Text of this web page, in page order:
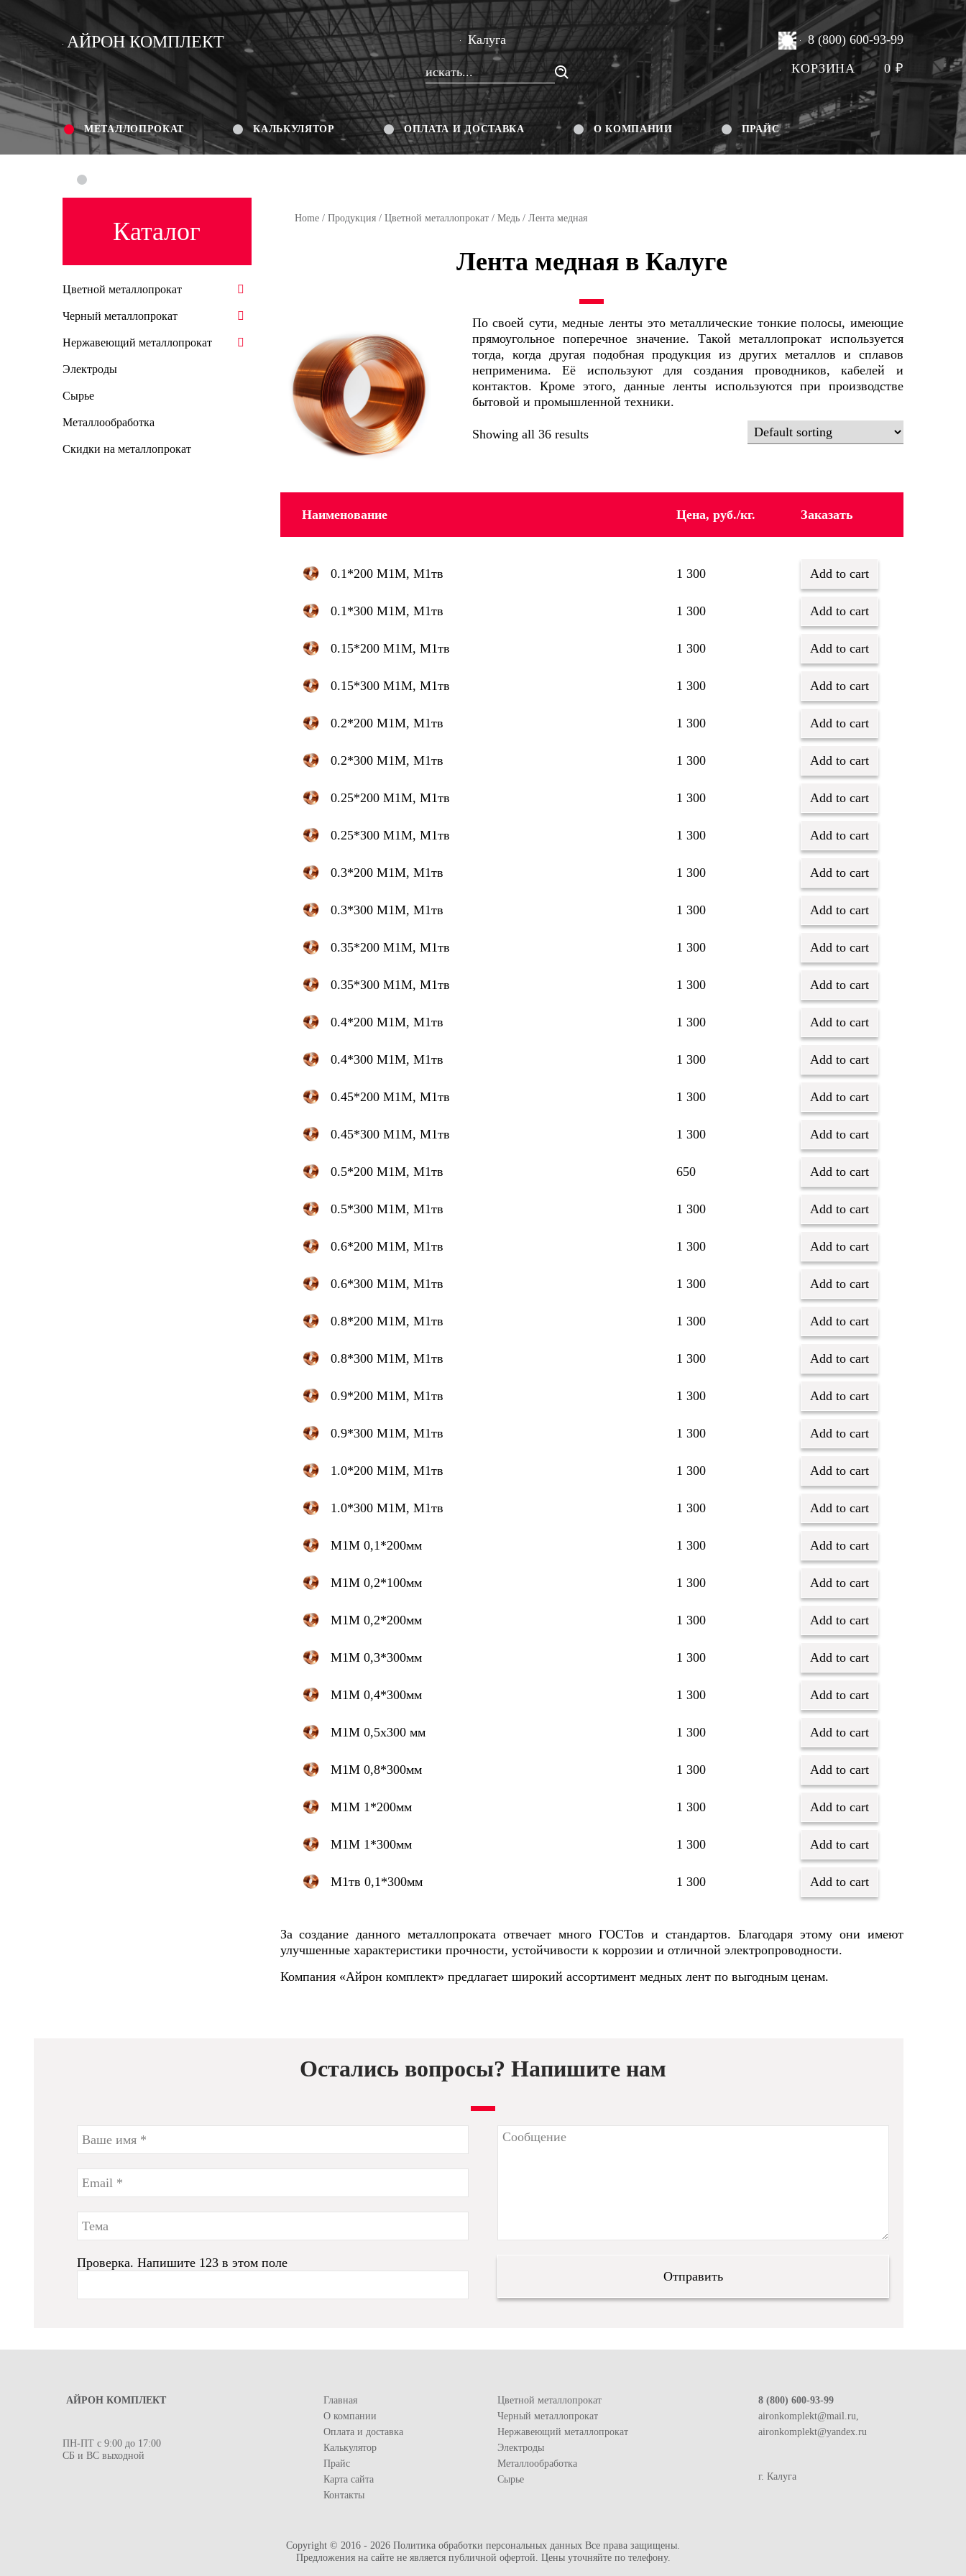
АЙРОН КОМПЛЕКТ Калуга 8 (800) 600-93-99
КОРЗИНА 0₽
МЕТАЛЛОПРОКАТ КАЛЬКУЛЯТОР ОПЛАТА И ДОСТАВКА О КОМПАНИИ ПРАЙС
Home/ Продукция/ Цветной металлопрокат/ Медь/ Лента медная
Лента медная в Калуге
По своей сути, медные ленты это металлические тонкие полосы, имеющие
прямоугольное поперечное значение. Такой металлопрокат используется
тогда, когда другая подобная продукция из других металлов и сплавов
неприменима. Еë используют для создания проводников, кабелей и
контактов. Кроме этого, данные ленты используются при производстве
бытовой и промышленной техники.
Showing all 36 results
Наименование Цена, руб./кг. Заказать
0.1*200 М1М, М1тв 1 300 Add to cart
0.1*300 М1М, М1тв 1 300 Add to cart
0.15*200 М1М, М1тв 1 300 Add to cart
0.15*300 М1М, М1тв 1 300 Add to cart
0.2*200 М1М, М1тв 1 300 Add to cart
0.2*300 М1М, М1тв 1 300 Add to cart
0.25*200 М1М, М1тв 1 300 Add to cart
0.25*300 М1М, М1тв 1 300 Add to cart
0.3*200 М1М, М1тв 1 300 Add to cart
0.3*300 М1М, М1тв 1 300 Add to cart
0.35*200 М1М, М1тв 1 300 Add to cart
0.35*300 М1М, М1тв 1 300 Add to cart
0.4*200 М1М, М1тв 1 300 Add to cart
0.4*300 М1М, М1тв 1 300 Add to cart
0.45*200 М1М, М1тв 1 300 Add to cart
0.45*300 М1М, М1тв 1 300 Add to cart
0.5*200 М1М, М1тв 650 Add to cart
0.5*300 М1М, М1тв 1 300 Add to cart
0.6*200 М1М, М1тв 1 300 Add to cart
0.6*300 М1М, М1тв 1 300 Add to cart
0.8*200 М1М, М1тв 1 300 Add to cart
0.8*300 М1М, М1тв 1 300 Add to cart
0.9*200 М1М, М1тв 1 300 Add to cart
0.9*300 М1М, М1тв 1 300 Add to cart
1.0*200 М1М, М1тв 1 300 Add to cart
1.0*300 М1М, М1тв 1 300 Add to cart
М1М 0,1*200мм 1 300 Add to cart
М1М 0,2*100мм 1 300 Add to cart
М1М 0,2*200мм 1 300 Add to cart
М1М 0,3*300мм 1 300 Add to cart
М1М 0,4*300мм 1 300 Add to cart
М1М 0,5х300 мм 1 300 Add to cart
М1М 0,8*300мм 1 300 Add to cart
М1М 1*200мм 1 300 Add to cart
М1М 1*300мм 1 300 Add to cart
М1тв 0,1*300мм 1 300 Add to cart
За создание данного металлопроката отвечает много ГОСТов и стандартов. Благодаря этому они имеют
улучшенные характеристики прочности, устойчивости к коррозии и отличной электропроводности.
Компания «Айрон комплект» предлагает широкий ассортимент медных лент по выгодным ценам.
Каталог
Цветной металлопрокат
Черный металлопрокат
Нержавеющий металлопрокат
Электроды
Сырье
Металлообработка
Скидки на металлопрокат
Остались вопросы? Напишите нам
Проверка. Напишите 123 в этом поле
АЙРОН КОМПЛЕКТ
ПН-ПТ с 9:00 до 17:00
СБ и ВС выходной
Главная
О компании
Оплата и доставка
Калькулятор
Прайс
Карта сайта
Контакты
Цветной металлопрокат
Черный металлопрокат
Нержавеющий металлопрокат
Электроды
Металлообработка
Сырье
8 (800) 600-93-99
aironkomplekt@mail.ru,
aironkomplekt@yandex.ru
г. Калуга
Copyright © 2016 - 2026 Политика обработки персональных данных Все права защищены.
Предложения на сайте не является публичной офертой. Цены уточняйте по телефону.